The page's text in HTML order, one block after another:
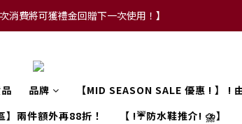
兩件指定現貨產品即享88折】
消費將可獲禮金回贈下一次使用！】
品牌
【MID SEASON SALE 優惠 ! 】 !
】兩件額外再88折！ 【 !☔防水鞋推介! ⛈️】